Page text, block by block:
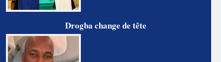
Drogba change de tête